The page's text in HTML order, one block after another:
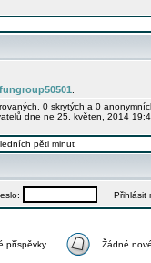
0 skrytých a 0
dne ne 25. květen, 2014
pěti minut
Přihlásit
příspěvky Žádné